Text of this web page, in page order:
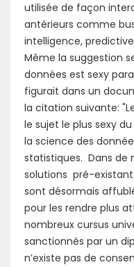
utilisée de façon
antérieurs comme
intelligence,
Même la suggestion
données est sexy
figurait dans un
la citation suivante:
le sujet le plus sexy
la science des
statistiques. Dans de
solutions pré-
sont désormais
pour les rendre plus
nombreux cursus
sanctionnés par un
n’existe pas de